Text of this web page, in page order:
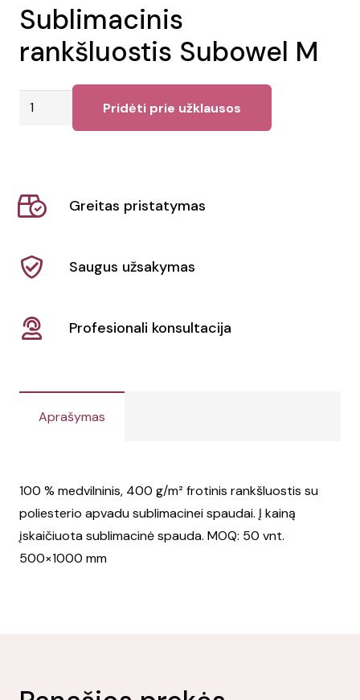
Sublimacinis
rankšluostis Subowel M
produkto
M
Pridėti prie užklausos
Greitas pristatymas
Saugus užsakymas
Profesionali konsultacija
Aprašymas
100 % medvilninis, 400 g/m² frotinis rankšluostis su
poliesterio apvadu sublimacinei spaudai. Į kainą
įskaičiuota sublimacinė spauda. MOQ: 50 vnt.
500×1000 mm